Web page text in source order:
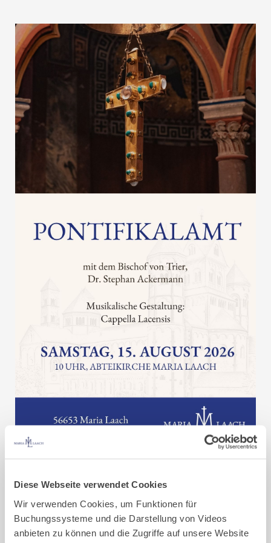
Diese Webseite verwendet Cookies
Wir verwenden Cookies, um Funktionen für
Buchungssysteme und die Darstellung von Videos
anbieten zu können und die Zugriffe auf unsere Website
Herzliche Einladung zum
Pontifikalamt am Samstag, 15. August 2026 um 10